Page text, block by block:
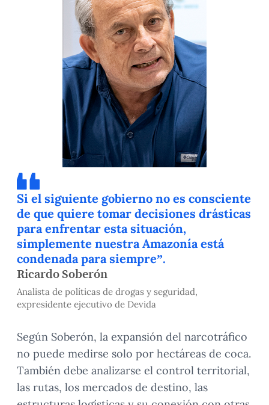
Si el siguiente gobierno no es consciente
de que quiere tomar decisiones drásticas
para enfrentar esta situación,
simplemente nuestra Amazonía está
condenada para siempre”.
Ricardo Soberón
Analista de políticas de drogas y seguridad,
expresidente ejecutivo de Devida
Según Soberón, la expansión del narcotráfico
no puede medirse solo por hectáreas de coca.
También debe analizarse el control territorial,
las rutas, los mercados de destino, las